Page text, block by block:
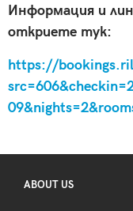
Информация и
откриете тук:
https://
ABOUT US